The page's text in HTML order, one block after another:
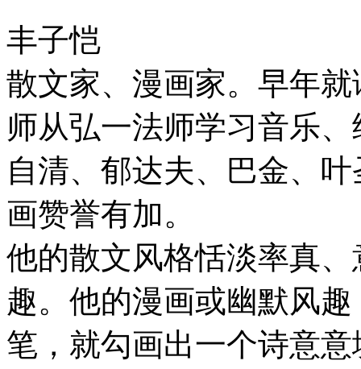
丰子恺
散文家、漫画家。早年
师从弘一法师学习音乐
自清、郁达夫、巴金、
画赞誉有加。
他的散文风格恬淡率真
趣。他的漫画或幽默风
笔，就勾画出一个诗意